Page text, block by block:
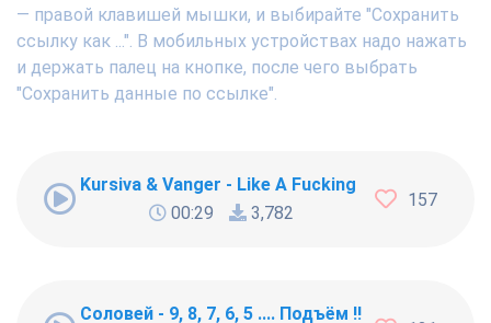
— правой клавишей мышки, и выбирайте "Сохранить
ссылку как ...". В мобильных устройствах надо нажать
и держать палец на кнопке, после чего выбрать
"Сохранить данные по ссылке".
Kursiva & Vanger - Like A Fucking Newbie
00:29
3,782
157
Соловей - 9, 8, 7, 6, 5 .... Подъём !!!